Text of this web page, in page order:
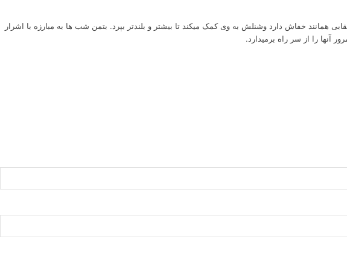
خفاش دارد وشنلش به وی کمک میکند تا بیشتر و بلندتر بپرد. بتمن شب ها به مبارزه با اشرار
آنها را از سر راه برمیدارد.